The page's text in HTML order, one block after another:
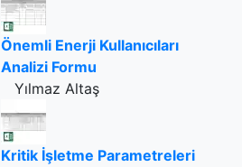
Önemli Enerji Kullanıcıları
Analizi Formu
Yılmaz Altaş
Kritik İşletme Parametreleri